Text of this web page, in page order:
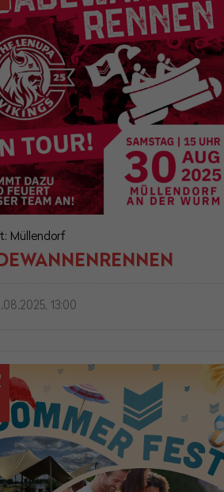
Müllendorf
13:00